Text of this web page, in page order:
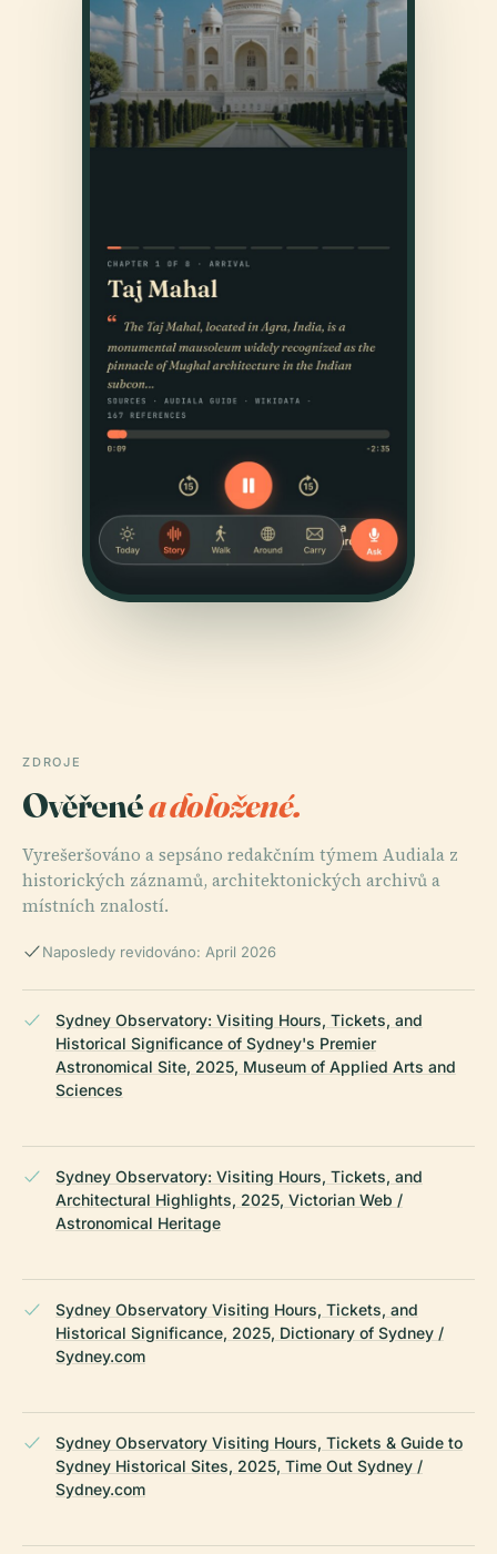
ZDROJE
Ověřenéa doložené.
Vyrešeršováno a sepsáno redakčním týmem Audiala z
historických záznamů, architektonických archivů a
místních znalostí.
Naposledy revidováno: April 2026
Sydney Observatory: Visiting Hours, Tickets, and
Historical Significance of Sydney's Premier
Astronomical Site, 2025, Museum of Applied Arts and
Sciences
Sydney Observatory: Visiting Hours, Tickets, and
Architectural Highlights, 2025, Victorian Web /
Astronomical Heritage
Sydney Observatory Visiting Hours, Tickets, and
Historical Significance, 2025, Dictionary of Sydney /
Sydney.com
Sydney Observatory Visiting Hours, Tickets & Guide to
Sydney Historical Sites, 2025, Time Out Sydney /
Sydney.com